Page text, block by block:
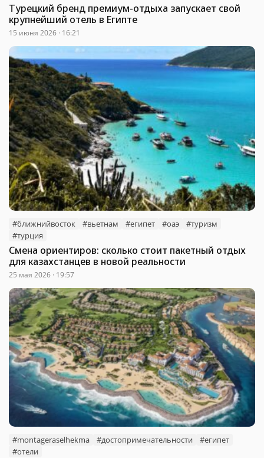
Турецкий бренд премиум-отдыха запускает свой
крупнейший отель в Египте
15 июня 2026 · 16:21
#ближнийвосток #вьетнам #египет #оаэ
#туризм
#турция
Смена ориентиров: сколько стоит пакетный отдых
для казахстанцев в новой реальности
25 мая 2026 · 19:57
#montageraselhekma #достопримечательности
#египет
#отели